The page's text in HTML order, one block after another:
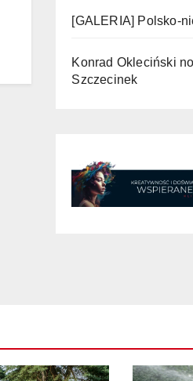
[GALERIA] Polsko-
Konrad Okleciński
Szczecinek